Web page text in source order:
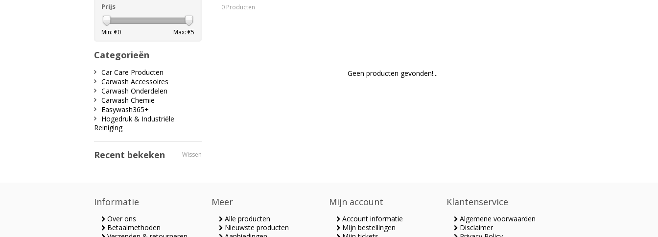
0 Producten
Geen producten gevonden!...
Prijs
Min: €0 Max: €5
Categorieën
Car Care Producten
Carwash Accessoires
Carwash Onderdelen
Carwash Chemie
Easywash365+
Hogedruk & Industriële
Reiniging
Recent bekeken Wissen
Informatie
Over ons
Betaalmethoden
Meer
Alle producten
Nieuwste producten
Mijn account
Account informatie
Mijn bestellingen
Klantenservice
Algemene voorwaarden
Disclaimer